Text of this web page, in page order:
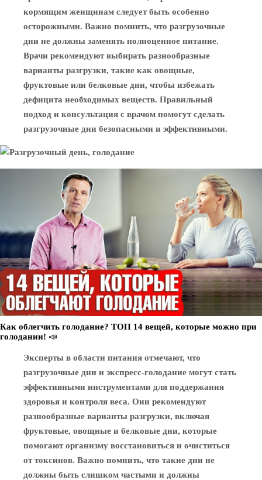
кормящим женщинам следует быть особенно
осторожными. Важно помнить, что разгрузочные
дни не должны заменять полноценное питание.
Врачи рекомендуют выбирать разнообразные
варианты разгрузки, такие как овощные,
фруктовые или белковые дни, чтобы избежать
дефицита необходимых веществ. Правильный
подход и консультация с врачом помогут сделать
разгрузочные дни безопасными и эффективными.
Как облегчить голодание? ТОП 14 вещей, которые можно при
голодании! 📣
Эксперты в области питания отмечают, что
разгрузочные дни и экспресс-голодание могут стать
эффективными инструментами для поддержания
здоровья и контроля веса. Они рекомендуют
разнообразные варианты разгрузки, включая
фруктовые, овощные и белковые дни, которые
помогают организму восстановиться и очиститься
от токсинов. Важно помнить, что такие дни не
должны быть слишком частыми и должны